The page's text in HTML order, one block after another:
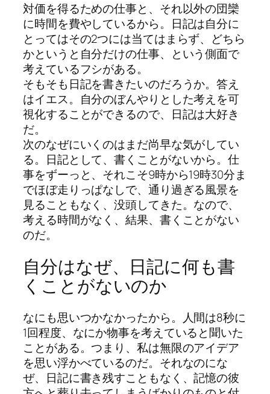
対価を得るための仕事と、それ以外の団欒
に時間を費やしているから。日記は自分に
とってはその2つには当てはまらず、どちら
かというと自分だけの仕事、という側面で
考えているフシがある。
そもそも日記を書きたいのだろうか。答え
はイエス。自分のぼんやりとした考えを可
視化することができるので、日記は大好き
だ。
次のなぜにいくのはまだ尚早な気がしてい
る。日記として、書くことがないから。仕
事をずーっと、それこそ9時から19時30分ま
でほぼ走りっぱなしで、通り過ぎる風景を
見ることもなく、没頭してきた。なので、
考える時間がなく、結果、書くことがない
のだ。
自分はなぜ、日記に何も書
くことがないのか
なにも思いつかなかったから。人間は8秒に
1回程度、なにか物事を考えていると聞いた
ことがある。つまり、私は無限のアイデア
を思い浮かべているのだ。それなのにな
ぜ、日記に書き残すこともなく、記憶の彼